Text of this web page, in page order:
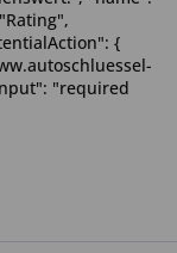
{
"required